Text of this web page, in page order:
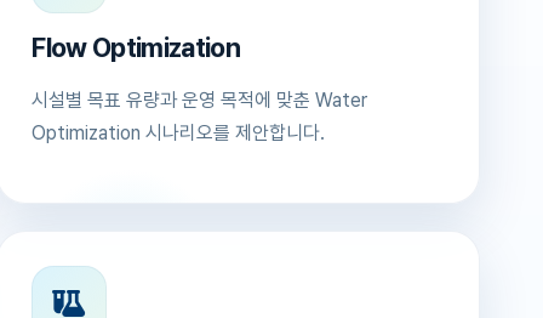
Flow Optimization
시설별 목표 유량과 운영 목적에 맞춘 Water
Optimization 시나리오를 제안합니다.